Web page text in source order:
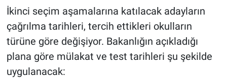
İkinci seçim aşamalarına katılacak adayların
çağrılma tarihleri, tercih ettikleri okulların
türüne göre değişiyor. Bakanlığın açıkladığı
plana göre mülakat ve test tarihleri şu şekilde
uygulanacak: